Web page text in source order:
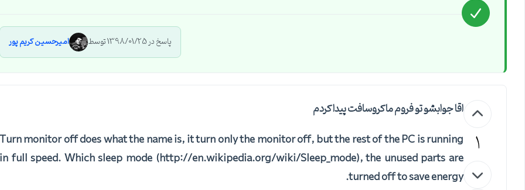
پاسخ در 1398/01/25 توسط امیرحسین کریم پور
1
اقا جوابشو تو فروم ماکروسافت پیدا کردم
Turn monitor off does what the name is, it turn only the monitor off, but the rest of the PC is running
in full speed. Which sleep mode (http://en.wikipedia.org/wiki/Sleep_mode), the unused parts are
turned off to save energy.